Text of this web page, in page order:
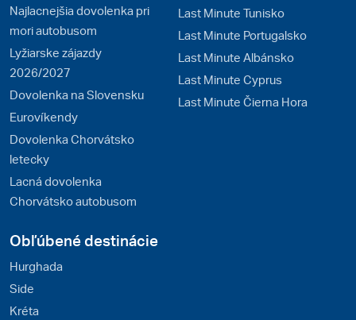
Najlacnejšia dovolenka pri
mori autobusom
Lyžiarske zájazdy
2026/2027
Dovolenka na Slovensku
Eurovíkendy
Dovolenka Chorvátsko
letecky
Lacná dovolenka
Chorvátsko autobusom
Last Minute Tunisko
Last Minute Portugalsko
Last Minute Albánsko
Last Minute Cyprus
Last Minute Čierna Hora
Obľúbené destinácie
Hurghada
Side
Kréta